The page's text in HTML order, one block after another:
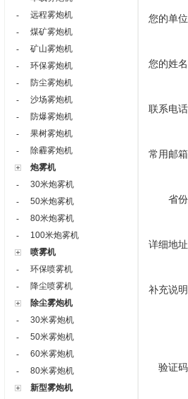
-
远程雾炮机
-
煤矿雾炮机
-
矿山雾炮机
-
环保雾炮机
-
防尘雾炮机
-
沙场雾炮机
-
防爆雾炮机
-
果树雾炮机
-
除霾雾炮机
炮雾机
-
30米炮雾机
-
50米炮雾机
-
80米炮雾机
-
100米炮雾机
喷雾机
-
环保喷雾机
-
降尘喷雾机
除尘雾炮机
-
30米雾炮机
-
50米雾炮机
-
60米雾炮机
-
80米雾炮机
新型雾炮机
您的单位
您的姓名
联系电话
常用邮箱
省份
详细地址
补充说明
验证码